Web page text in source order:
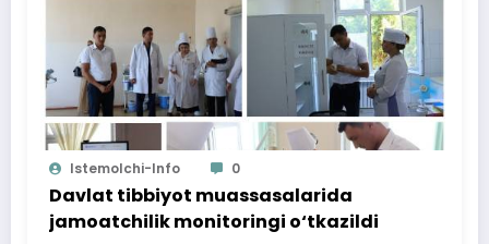
Istemolchi-Info 0
Davlat tibbiyot muassasalarida
jamoatchilik monitoringi o‘tkazildi